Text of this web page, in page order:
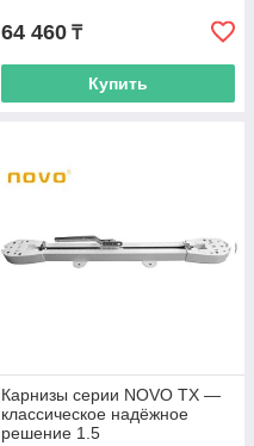
64 460 ₸
Купить
Карнизы серии NOVO TX —
классическое надёжное
решение 1.5